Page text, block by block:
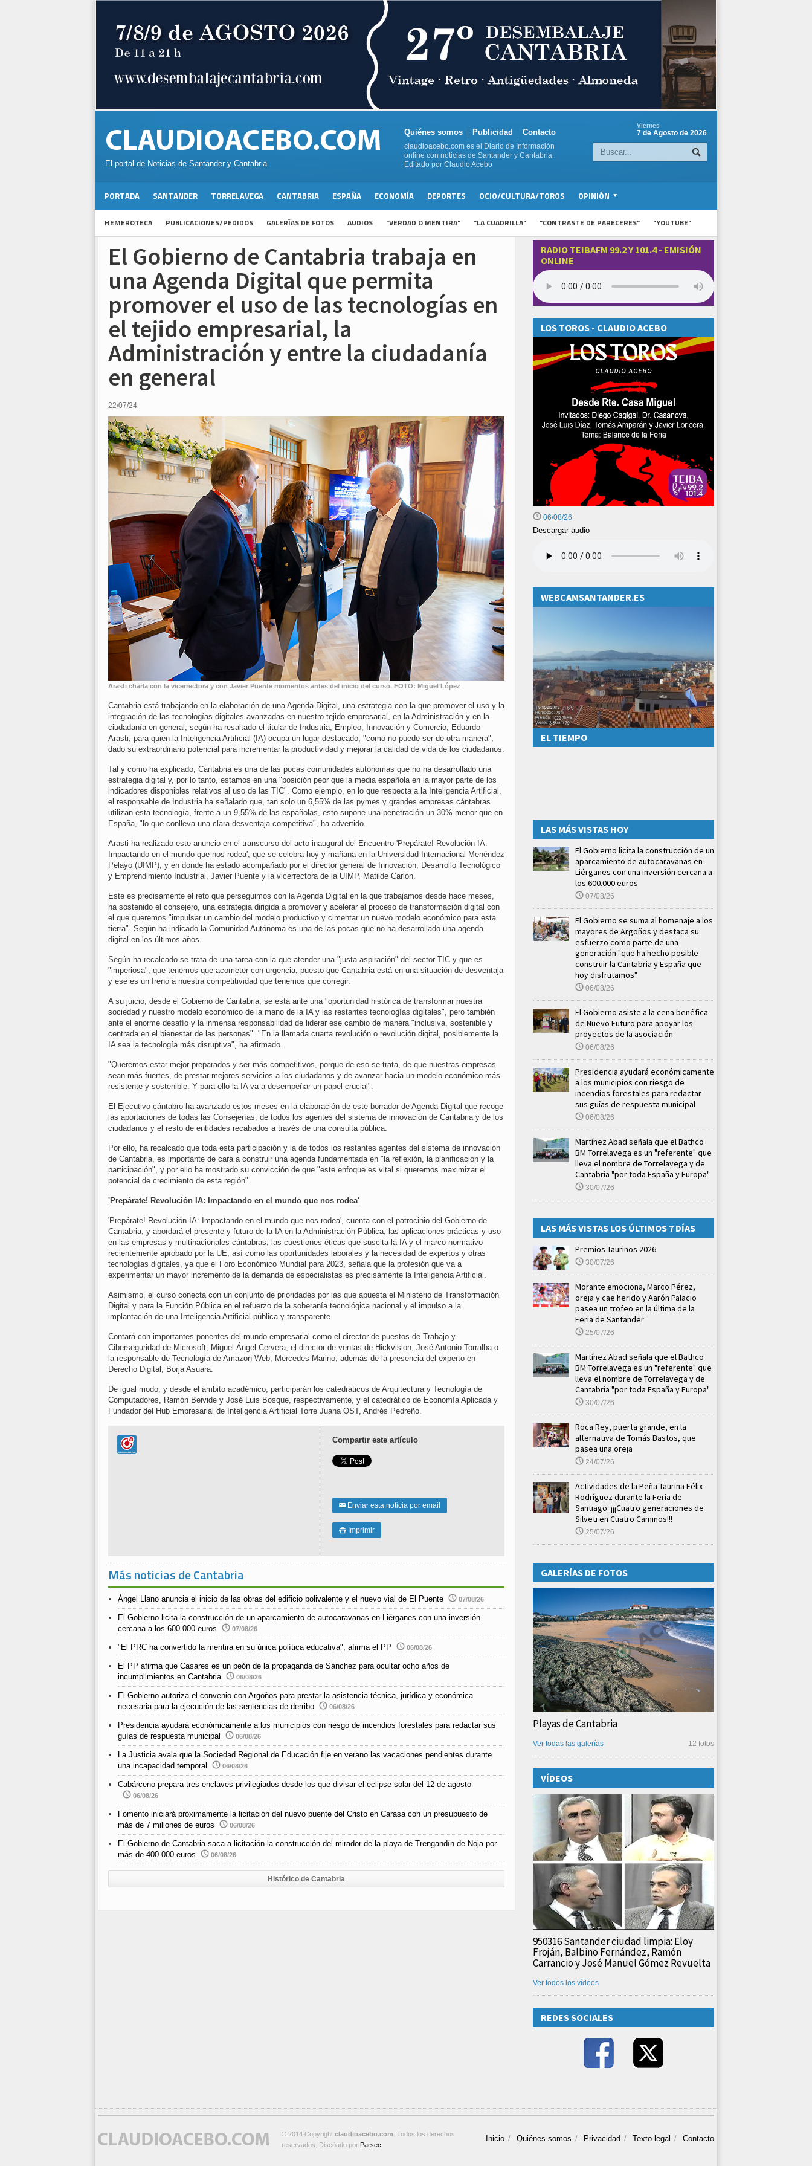
El portal de Noticias de Santander y Cantabria
Quiénes somos Publicidad Contacto
claudioacebo.com es el Diario de Información
online con noticias de Santander y Cantabria.
Editado por Claudio Acebo
Viernes
7 de Agosto de 2026
PORTADA SANTANDER TORRELAVEGA CANTABRIA ESPAÑA ECONOMÍA DEPORTES OCIO/CULTURA/TOROS OPINIÓN
HEMEROTECA PUBLICACIONES/PEDIDOS GALERÍAS DE FOTOS AUDIOS "VERDAD O MENTIRA" "LA CUADRILLA" "CONTRASTE DE PARECERES" "YOUTUBE"
El Gobierno de Cantabria trabaja en
una Agenda Digital que permita
promover el uso de las tecnologías en
el tejido empresarial, la
Administración y entre la ciudadanía
en general
22/07/24
Arasti charla con la vicerrectora y con Javier Puente momentos antes del inicio del curso. FOTO: Miguel López
Cantabria está trabajando en la elaboración de una Agenda Digital, una estrategia con la que promover el uso y la
integración de las tecnologías digitales avanzadas en nuestro tejido empresarial, en la Administración y en la
ciudadanía en general, según ha resaltado el titular de Industria, Empleo, Innovación y Comercio, Eduardo
Arasti, para quien la Inteligencia Artificial (IA) ocupa un lugar destacado, "como no puede ser de otra manera",
dado su extraordinario potencial para incrementar la productividad y mejorar la calidad de vida de los ciudadanos.
Tal y como ha explicado, Cantabria es una de las pocas comunidades autónomas que no ha desarrollado una
estrategia digital y, por lo tanto, estamos en una "posición peor que la media española en la mayor parte de los
indicadores disponibles relativos al uso de las TIC". Como ejemplo, en lo que respecta a la Inteligencia Artificial,
el responsable de Industria ha señalado que, tan solo un 6,55% de las pymes y grandes empresas cántabras
utilizan esta tecnología, frente a un 9,55% de las españolas, esto supone una penetración un 30% menor que en
España, "lo que conlleva una clara desventaja competitiva", ha advertido.
Arasti ha realizado este anuncio en el transcurso del acto inaugural del Encuentro 'Prepárate! Revolución IA:
Impactando en el mundo que nos rodea', que se celebra hoy y mañana en la Universidad Internacional Menéndez
Pelayo (UIMP), y en donde ha estado acompañado por el director general de Innovación, Desarrollo Tecnológico
y Emprendimiento Industrial, Javier Puente y la vicerrectora de la UIMP, Matilde Carlón.
Este es precisamente el reto que perseguimos con la Agenda Digital en la que trabajamos desde hace meses,
ha sostenido el consejero, una estrategia dirigida a promover y acelerar el proceso de transformación digital con
el que queremos "impulsar un cambio del modelo productivo y cimentar un nuevo modelo económico para esta
tierra". Según ha indicado la Comunidad Autónoma es una de las pocas que no ha desarrollado una agenda
digital en los últimos años.
Según ha recalcado se trata de una tarea con la que atender una "justa aspiración" del sector TIC y que es
"imperiosa", que tenemos que acometer con urgencia, puesto que Cantabria está en una situación de desventaja
y ese es un freno a nuestra competitividad que tenemos que corregir.
A su juicio, desde el Gobierno de Cantabria, se está ante una "oportunidad histórica de transformar nuestra
sociedad y nuestro modelo económico de la mano de la IA y las restantes tecnologías digitales", pero también
ante el enorme desafío y la inmensa responsabilidad de liderar ese cambio de manera "inclusiva, sostenible y
centrada en el bienestar de las personas". "En la llamada cuarta revolución o revolución digital, posiblemente la
IA sea la tecnología más disruptiva", ha afirmado.
"Queremos estar mejor preparados y ser más competitivos, porque de eso se trata, de que nuestras empresas
sean más fuertes, de prestar mejores servicios a los ciudadanos y de avanzar hacia un modelo económico más
resistente y sostenible. Y para ello la IA va a desempeñar un papel crucial".
El Ejecutivo cántabro ha avanzado estos meses en la elaboración de este borrador de Agenda Digital que recoge
las aportaciones de todas las Consejerías, de todos los agentes del sistema de innovación de Cantabria y de los
ciudadanos y el resto de entidades recabados a través de una consulta pública.
Por ello, ha recalcado que toda esta participación y la de todos los restantes agentes del sistema de innovación
de Cantabria, es importante de cara a construir una agenda fundamentada en "la reflexión, la planificación y la
participación", y por ello ha mostrado su convicción de que "este enfoque es vital si queremos maximizar el
potencial de crecimiento de esta región".
'Prepárate! Revolución IA: Impactando en el mundo que nos rodea'
'Prepárate! Revolución IA: Impactando en el mundo que nos rodea', cuenta con el patrocinio del Gobierno de
Cantabria, y abordará el presente y futuro de la IA en la Administración Pública; las aplicaciones prácticas y uso
en las empresas y multinacionales cántabras; las cuestiones éticas que suscita la IA y el marco normativo
recientemente aprobado por la UE; así como las oportunidades laborales y la necesidad de expertos y otras
tecnologías digitales, ya que el Foro Económico Mundial para 2023, señala que la profesión que va a
experimentar un mayor incremento de la demanda de especialistas es precisamente la Inteligencia Artificial.
Asimismo, el curso conecta con un conjunto de prioridades por las que apuesta el Ministerio de Transformación
Digital y para la Función Pública en el refuerzo de la soberanía tecnológica nacional y el impulso a la
implantación de una Inteligencia Artificial pública y transparente.
Contará con importantes ponentes del mundo empresarial como el director de puestos de Trabajo y
Ciberseguridad de Microsoft, Miguel Ángel Cervera; el director de ventas de Hickvision, José Antonio Torralba o
la responsable de Tecnología de Amazon Web, Mercedes Marino, además de la presencia del experto en
Derecho Digital, Borja Asuara.
De igual modo, y desde el ámbito académico, participarán los catedráticos de Arquitectura y Tecnología de
Computadores, Ramón Beivide y José Luis Bosque, respectivamente, y el catedrático de Economía Aplicada y
Fundador del Hub Empresarial de Inteligencia Artificial Torre Juana OST, Andrés Pedreño.
Compartir este artículo
✉ Enviar esta noticia por email
 Imprimir
Más noticias de Cantabria
Ángel Llano anuncia el inicio de las obras del edificio polivalente y el nuevo vial de El Puente 07/08/26
El Gobierno licita la construcción de un aparcamiento de autocaravanas en Liérganes con una inversión
cercana a los 600.000 euros
07/08/26
"El PRC ha convertido la mentira en su única política educativa", afirma el PP 06/08/26
El PP afirma que Casares es un peón de la propaganda de Sánchez para ocultar ocho años de
incumplimientos en Cantabria
06/08/26
El Gobierno autoriza el convenio con Argoños para prestar la asistencia técnica, jurídica y económica
necesaria para la ejecución de las sentencias de derribo
06/08/26
Presidencia ayudará económicamente a los municipios con riesgo de incendios forestales para redactar sus
guías de respuesta municipal
06/08/26
La Justicia avala que la Sociedad Regional de Educación fije en verano las vacaciones pendientes durante
una incapacidad temporal
06/08/26
Cabárceno prepara tres enclaves privilegiados desde los que divisar el eclipse solar del 12 de agosto
06/08/26
Fomento iniciará próximamente la licitación del nuevo puente del Cristo en Carasa con un presupuesto de
más de 7 millones de euros
06/08/26
El Gobierno de Cantabria saca a licitación la construcción del mirador de la playa de Trengandín de Noja por
más de 400.000 euros
06/08/26
Histórico de Cantabria
RADIO TEIBAFM 99.2 Y 101.4 - EMISIÓN
ONLINE
LOS TOROS - CLAUDIO ACEBO
06/08/26
Descargar audio
WEBCAMSANTANDER.ES
EL TIEMPO
LAS MÁS VISTAS HOY
El Gobierno licita la construcción de un
aparcamiento de autocaravanas en
Liérganes con una inversión cercana a
los 600.000 euros
07/08/26
El Gobierno se suma al homenaje a los
mayores de Argoños y destaca su
esfuerzo como parte de una
generación "que ha hecho posible
construir la Cantabria y España que
hoy disfrutamos"
06/08/26
El Gobierno asiste a la cena benéfica
de Nuevo Futuro para apoyar los
proyectos de la asociación
06/08/26
Presidencia ayudará económicamente
a los municipios con riesgo de
incendios forestales para redactar
sus guías de respuesta municipal
06/08/26
Martínez Abad señala que el Bathco
BM Torrelavega es un "referente" que
lleva el nombre de Torrelavega y de
Cantabria "por toda España y Europa"
30/07/26
LAS MÁS VISTAS LOS ÚLTIMOS 7 DÍAS
Premios Taurinos 2026
30/07/26
Morante emociona, Marco Pérez,
oreja y cae herido y Aarón Palacio
pasea un trofeo en la última de la
Feria de Santander
25/07/26
Martínez Abad señala que el Bathco
BM Torrelavega es un "referente" que
lleva el nombre de Torrelavega y de
Cantabria "por toda España y Europa"
30/07/26
Roca Rey, puerta grande, en la
alternativa de Tomás Bastos, que
pasea una oreja
24/07/26
Actividades de la Peña Taurina Félix
Rodríguez durante la Feria de
Santiago. ¡¡¡Cuatro generaciones de
Silveti en Cuatro Caminos!!!
25/07/26
GALERÍAS DE FOTOS
Playas de Cantabria
12 fotos
Ver todas las galerías
VÍDEOS
950316 Santander ciudad limpia: Eloy
Froján, Balbino Fernández, Ramón
Carrancio y José Manuel Gómez Revuelta
Ver todos los vídeos
REDES SOCIALES
Inicio Quiénes somos Privacidad Texto legal Contacto
© 2014 Copyright claudioacebo.com . Todos los derechos
reservados. Diseñado por Parsec